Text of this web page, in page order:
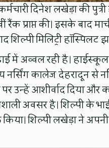
दिनेश लखेड़ा की
रैंक प्राप्त की। इसके बाद
शिल्पी मिलिट्री
अव्वल रही है। हाईस्कूल
कालेज देहरादून से
उन्हें आशीर्वाद दिया और
अवसर है। शिल्पी के
शिल्पी लखेड़ा ने